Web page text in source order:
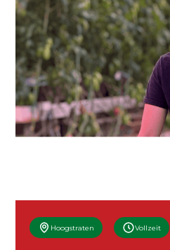
Hoogstraten Vollzeit